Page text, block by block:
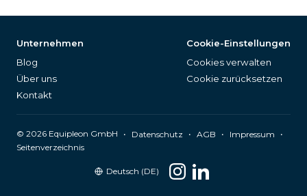
Unternehmen
Blog
Über uns
Kontakt
Cookie-Einstellungen
Cookies verwalten
Cookie zurücksetzen
© 2026 Equipleon GmbH • Datenschutz • AGB • Impressum
•
Seitenverzeichnis
Deutsch (DE)